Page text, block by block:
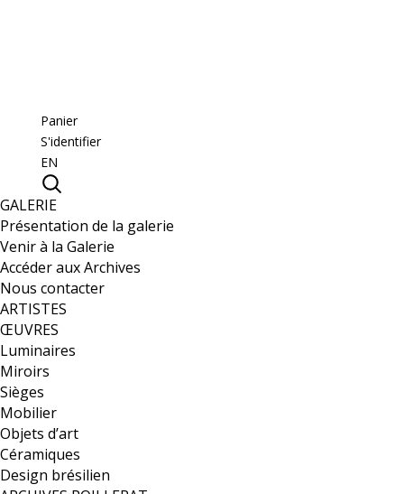
Panier
S'identifier
EN
GALERIE
Présentation de la galerie
Venir à la Galerie
Accéder aux Archives
Nous contacter
ARTISTES
ŒUVRES
Luminaires
Miroirs
Sièges
Mobilier
Objets d’art
Céramiques
Design brésilien